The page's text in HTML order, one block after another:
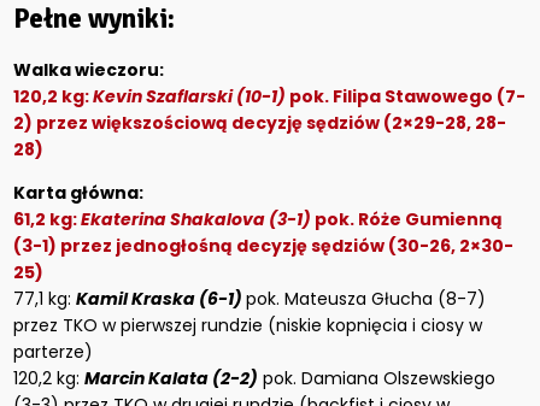
Pełne wyniki:
Walka wieczoru:
120,2 kg:Kevin Szaflarski (10-1) pok. Filipa Stawowego (7-
2) przez większościową decyzję sędziów (2×29-28, 28-
28)
Karta główna:
61,2 kg:Ekaterina Shakalova (3-1) pok. Róże Gumienną
(3-1) przez jednogłośną decyzję sędziów (30-26, 2×30-
25)
77,1 kg:Kamil Kraska (6-1) pok. Mateusza Głucha (8-7)
przez TKO w pierwszej rundzie (niskie kopnięcia i ciosy w
parterze)
120,2 kg:Marcin Kalata (2-2) pok. Damiana Olszewskiego